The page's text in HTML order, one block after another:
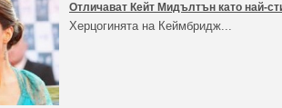
Отличават Кейт Мидълтън като най-
Херцогинята на Кеймбридж...